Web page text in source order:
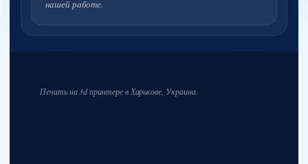
нашей работе.
Печать на 3d принтере в Харькове, Украина.